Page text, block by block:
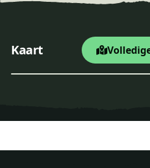
Kaart
Startpunt Wandelroute
−